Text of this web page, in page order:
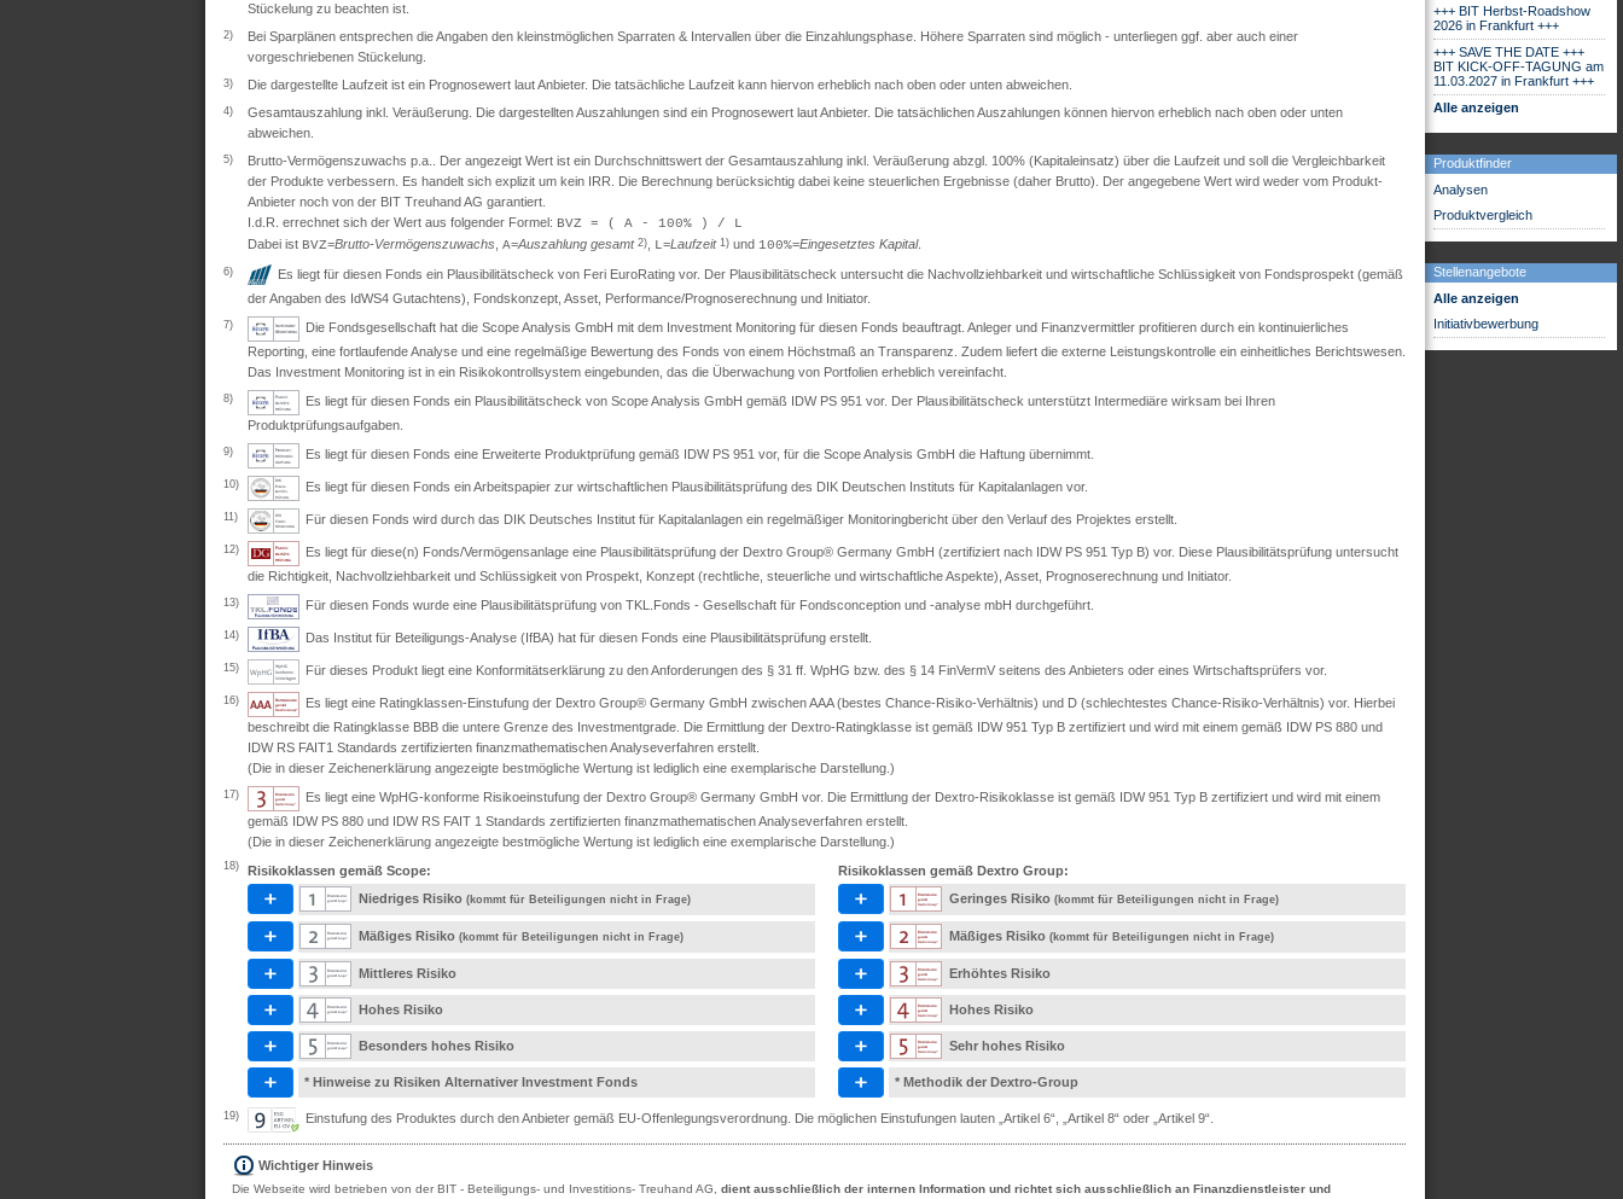
+++ BIT Herbst-Roadshow
2026 in Frankfurt +++
+++ SAVE THE DATE +++
BIT KICK-OFF-TAGUNG am
11.03.2027 in Frankfurt +++
Alle anzeigen
Produktfinder
Analysen
Produktvergleich
Stellenangebote
Alle anzeigen
Initiativbewerbung
Stückelung zu beachten ist.
2)
Bei Sparplänen entsprechen die Angaben den kleinstmöglichen Sparraten & Intervallen über die Einzahlungsphase. Höhere Sparraten sind möglich - unterliegen ggf. aber auch einer
vorgeschriebenen Stückelung.
3) Die dargestellte Laufzeit ist ein Prognosewert laut Anbieter. Die tatsächliche Laufzeit kann hiervon erheblich nach oben oder unten abweichen.
4)
Gesamtauszahlung inkl. Veräußerung. Die dargestellten Auszahlungen sind ein Prognosewert laut Anbieter. Die tatsächlichen Auszahlungen können hiervon erheblich nach oben oder unten
abweichen.
5)
Brutto-Vermögenszuwachs p.a.. Der angezeigt Wert ist ein Durchschnittswert der Gesamtauszahlung inkl. Veräußerung abzgl. 100% (Kapitaleinsatz) über die Laufzeit und soll die Vergleichbarkeit
der Produkte verbessern. Es handelt sich explizit um kein IRR. Die Berechnung berücksichtig dabei keine steuerlichen Ergebnisse (daher Brutto). Der angegebene Wert wird weder vom Produkt-
Anbieter noch von der BIT Treuhand AG garantiert.
I.d.R. errechnet sich der Wert aus folgender Formel: BVZ = ( A - 100% ) / L
Dabei ist BVZ=Brutto-Vermögenszuwachs A=Auszahlung gesamt2) L=Laufzeit1) und 100%=Eingesetztes Kapital.
6)
Es liegt für diesen Fonds ein Plausibilitätscheck von Feri EuroRating vor. Der Plausibilitätscheck untersucht die Nachvollziehbarkeit und wirtschaftliche Schlüssigkeit von Fondsprospekt (gemäß
der Angaben des IdWS4 Gutachtens), Fondskonzept, Asset, Performance/Prognoserechnung und Initiator.
7)
Die Fondsgesellschaft hat die Scope Analysis GmbH mit dem Investment Monitoring für diesen Fonds beauftragt. Anleger und Finanzvermittler profitieren durch ein kontinuierliches
Reporting, eine fortlaufende Analyse und eine regelmäßige Bewertung des Fonds von einem Höchstmaß an Transparenz. Zudem liefert die externe Leistungskontrolle ein einheitliches Berichtswesen.
Das Investment Monitoring ist in ein Risikokontrollsystem eingebunden, das die Überwachung von Portfolien erheblich vereinfacht.
8)
Es liegt für diesen Fonds ein Plausibilitätscheck von Scope Analysis GmbH gemäß IDW PS 951 vor. Der Plausibilitätscheck unterstützt Intermediäre wirksam bei Ihren
Produktprüfungsaufgaben.
9) Es liegt für diesen Fonds eine Erweiterte Produktprüfung gemäß IDW PS 951 vor, für die Scope Analysis GmbH die Haftung übernimmt.
10) Es liegt für diesen Fonds ein Arbeitspapier zur wirtschaftlichen Plausibilitätsprüfung des DIK Deutschen Instituts für Kapitalanlagen vor.
11) Für diesen Fonds wird durch das DIK Deutsches Institut für Kapitalanlagen ein regelmäßiger Monitoringbericht über den Verlauf des Projektes erstellt.
12)
Es liegt für diese(n) Fonds/Vermögensanlage eine Plausibilitätsprüfung der Dextro Group® Germany GmbH (zertifiziert nach IDW PS 951 Typ B) vor. Diese Plausibilitätsprüfung untersucht
die Richtigkeit, Nachvollziehbarkeit und Schlüssigkeit von Prospekt, Konzept (rechtliche, steuerliche und wirtschaftliche Aspekte), Asset, Prognoserechnung und Initiator.
13) Für diesen Fonds wurde eine Plausibilitätsprüfung von TKL.Fonds - Gesellschaft für Fondsconception und -analyse mbH durchgeführt.
14) Das Institut für Beteiligungs-Analyse (IfBA) hat für diesen Fonds eine Plausibilitätsprüfung erstellt.
15) Für dieses Produkt liegt eine Konformitätserklärung zu den Anforderungen des § 31 ff. WpHG bzw. des § 14 FinVermV seitens des Anbieters oder eines Wirtschaftsprüfers vor.
16)
Es liegt eine Ratingklassen-Einstufung der Dextro Group® Germany GmbH zwischen AAA (bestes Chance-Risiko-Verhältnis) und D (schlechtestes Chance-Risiko-Verhältnis) vor. Hierbei
beschreibt die Ratingklasse BBB die untere Grenze des Investmentgrade. Die Ermittlung der Dextro-Ratingklasse ist gemäß IDW 951 Typ B zertifiziert und wird mit einem gemäß IDW PS 880 und
IDW RS FAIT1 Standards zertifizierten finanzmathematischen Analyseverfahren erstellt.
(Die in dieser Zeichenerklärung angezeigte bestmögliche Wertung ist lediglich eine exemplarische Darstellung.)
17)
Es liegt eine WpHG-konforme Risikoeinstufung der Dextro Group® Germany GmbH vor. Die Ermittlung der Dextro-Risikoklasse ist gemäß IDW 951 Typ B zertifiziert und wird mit einem
gemäß IDW PS 880 und IDW RS FAIT 1 Standards zertifizierten finanzmathematischen Analyseverfahren erstellt.
(Die in dieser Zeichenerklärung angezeigte bestmögliche Wertung ist lediglich eine exemplarische Darstellung.)
18)
Risikoklassen gemäß Scope:
Niedriges Risiko (kommt für Beteiligungen nicht in Frage)
Mäßiges Risiko (kommt für Beteiligungen nicht in Frage)
Mittleres Risiko
Hohes Risiko
Besonders hohes Risiko
* Hinweise zu Risiken Alternativer Investment Fonds
Risikoklassen gemäß Dextro Group:
Geringes Risiko(kommt für Beteiligungen nicht in Frage)
Mäßiges Risiko(kommt für Beteiligungen nicht in Frage)
Erhöhtes Risiko
Hohes Risiko
Sehr hohes Risiko
* Methodik der Dextro-Group
19) Einstufung des Produktes durch den Anbieter gemäß EU-Offenlegungsverordnung. Die möglichen Einstufungen lauten „Artikel 6“, „Artikel 8“ oder „Artikel 9“.
Wichtiger Hinweis
Die Webseite wird betrieben von der BIT - Beteiligungs- und Investitions- Treuhand AG, dient ausschließlich der internen Information und richtet sich ausschließlich an Finanzdienstleister und